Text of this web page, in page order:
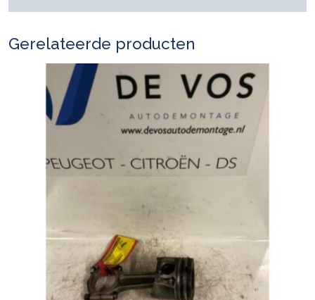
Gerelateerde producten